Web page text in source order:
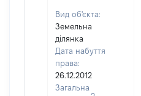
Вид об'єкта:
Земельна
ділянка
Дата набуття
права:
26.12.2012
Загальна